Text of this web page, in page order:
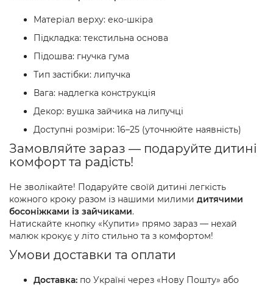
Матеріал верху: еко-шкіра
Підкладка: текстильна основа
Підошва: гнучка гума
Тип застібки: липучка
Вага: надлегка конструкція
Декор: вушка зайчика на липучці
Доступні розміри: 16–25 (уточнюйте наявність)
Замовляйте зараз — подаруйте дитині
комфорт та радість!
Не зволікайте! Подаруйте своїй дитині легкість
кожного кроку разом із нашими милими дитячими
босоніжками із зайчиками.
Натискайте кнопку «Купити» прямо зараз — нехай
малюк крокує у літо стильно та з комфортом!
Умови доставки та оплати
Доставка: по Україні через «Нову Пошту» або